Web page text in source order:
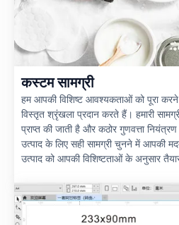
कस्टम सामग्री
हम आपकी विशिष्ट आवश्यकताओं को पूरा
विस्तृत श्रृंखला प्रदान करते हैं। हमारी
प्राप्त की जाती है और कठोर गुणवत्ता
उत्पाद के लिए सही सामग्री चुनने में
उत्पाद को आपकी विशिष्टताओं के अनुसार